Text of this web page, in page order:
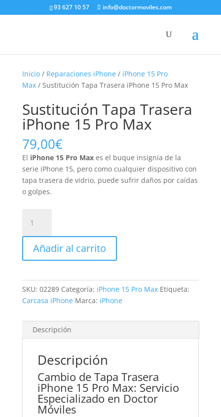
93 627 10 57 info@doctormoviles.com
Inicio/ Reparaciones iPhone/ iPhone 15 Pro
Max/ Sustitución Tapa Trasera iPhone 15 Pro Max
Sustitución Tapa Trasera
iPhone 15 Pro Max
79,00€
El iPhone 15 Pro Maxes el buque insignia de la
serie iPhone 15, pero como cualquier dispositivo con
tapa trasera de vidrio, puede sufrir daños por caídas
o golpes.
Tapa
Trasera
iPhone
15
Max
cantidad
Añadir al carrito
SKU: 02289 Categoría: iPhone 15 Pro Max Etiqueta:
Carcasa iPhone Marca: iPhone
Descripción
Descripción
Cambio de Tapa Trasera
iPhone 15 Pro Max: Servicio
Especializado en Doctor
Móviles